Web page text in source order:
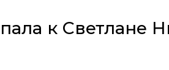
к Светлане